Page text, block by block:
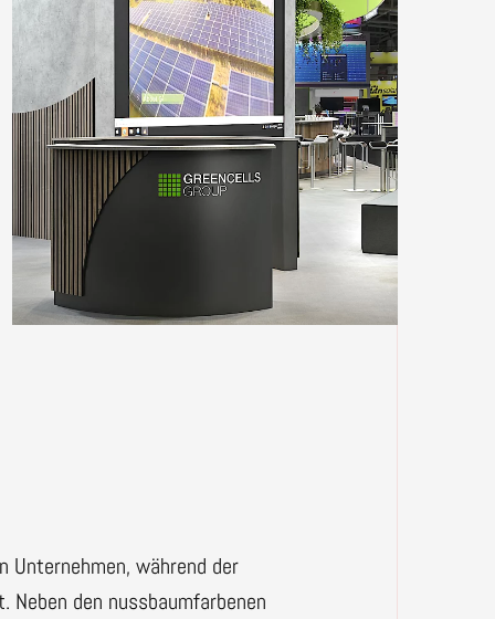
Unternehmen, während der
den nussbaumfarbenen